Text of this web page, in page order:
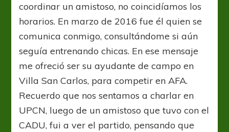
coordinar un amistoso, no coincidíamos los
horarios. En marzo de 2016 fue él quien se
comunica conmigo, consultándome si aún
seguía entrenando chicas. En ese mensaje
me ofreció ser su ayudante de campo en
Villa San Carlos, para competir en AFA.
Recuerdo que nos sentamos a charlar en
UPCN, luego de un amistoso que tuvo con el
CADU, fui a ver el partido, pensando que